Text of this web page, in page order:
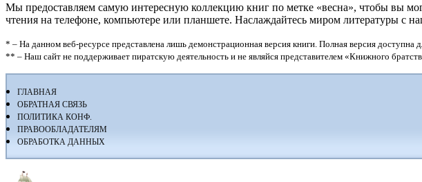
Мы предоставляем самую интересную коллекцию книг по метке «весна», чтобы вы
чтения на телефоне, компьютере или планшете. Наслаждайтесь миром литературы с
* – На данном веб-ресурсе представлена лишь демонстрационная версия книги. Полная версия доступна
** – Наш сайт не поддерживает пиратскую деятельность и не являйся представителем «Книжного
ГЛАВНАЯ
ОБРАТНАЯ СВЯЗЬ
ПОЛИТИКА КОНФ.
ПРАВООБЛАДАТЕЛЯМ
ОБРАБОТКА ДАННЫХ